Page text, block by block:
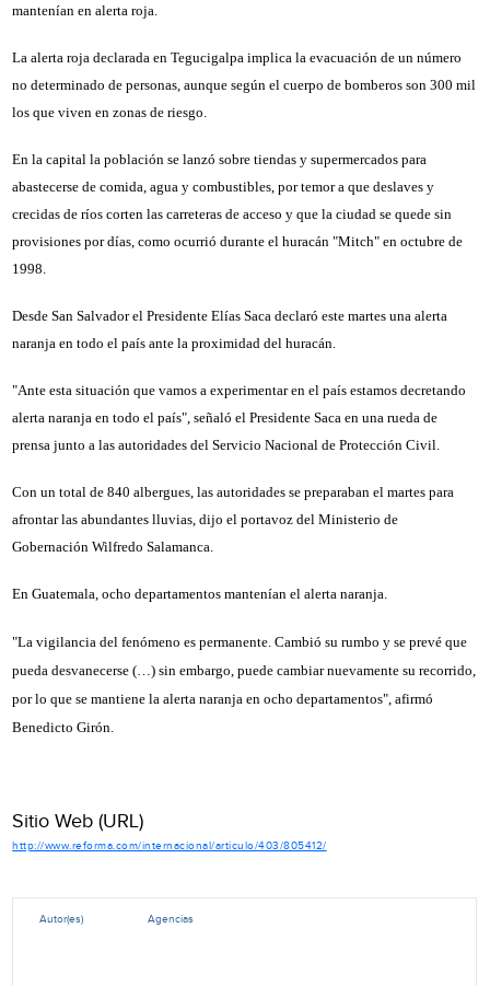
mantenían en alerta roja.
La alerta roja declarada en Tegucigalpa implica la evacuación de un número
no determinado de personas, aunque según el cuerpo de bomberos son 300 mil
los que viven en zonas de riesgo.
En la capital la población se lanzó sobre tiendas y supermercados para
abastecerse de comida, agua y combustibles, por temor a que deslaves y
crecidas de ríos corten las carreteras de acceso y que la ciudad se quede sin
provisiones por días, como ocurrió durante el huracán "Mitch" en octubre de
1998.
Desde San Salvador el Presidente Elías Saca declaró este martes una alerta
naranja en todo el país ante la proximidad del huracán.
"Ante esta situación que vamos a experimentar en el país estamos decretando
alerta naranja en todo el país", señaló el Presidente Saca en una rueda de
prensa junto a las autoridades del Servicio Nacional de Protección Civil.
Con un total de 840 albergues, las autoridades se preparaban el martes para
afrontar las abundantes lluvias, dijo el portavoz del Ministerio de
Gobernación Wilfredo Salamanca.
En Guatemala, ocho departamentos mantenían el alerta naranja.
"La vigilancia del fenómeno es permanente. Cambió su rumbo y se prevé que
pueda desvanecerse (…) sin embargo, puede cambiar nuevamente su recorrido,
por lo que se mantiene la alerta naranja en ocho departamentos", afirmó
Benedicto Girón.
Sitio Web (URL)
http://www.reforma.com/internacional/articulo/403/805412/
Autor(es) Agencias